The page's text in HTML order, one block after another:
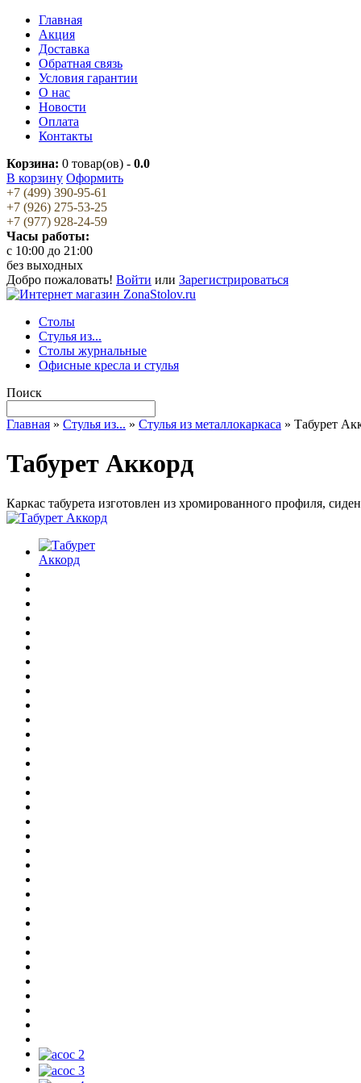
Главная
Акция
Доставка
Обратная связь
Условия гарантии
О нас
Новости
Оплата
Контакты
Корзина: 0 товар(ов) - 0.0
В корзину Оформить
+7 (499) 390-95-61
+7 (926) 275-53-25
+7 (977) 928-24-59
Часы работы:
c 10:00 до 21:00
без выходных
Добро пожаловать! Войти или Зарегистрироваться
Столы
Стулья из...
Столы журнальные
Офисные кресла и стулья
Поиск
Главная » Стулья из... » Стулья из металлокаркаса » Табурет
Табурет Аккорд
Каркас табурета изготовлен из хромированного профиля,